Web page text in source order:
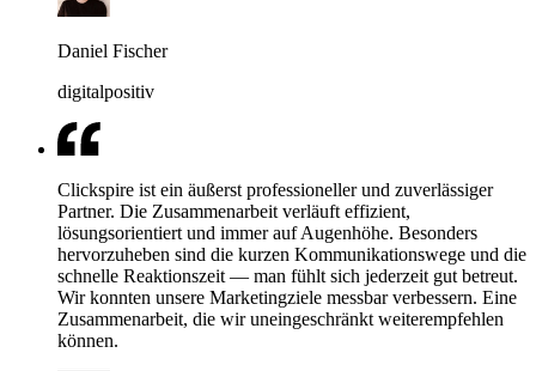
Daniel Fischer
digitalpositiv
Clickspire ist ein äußerst professioneller und zuverlässiger
Partner. Die Zusammenarbeit verläuft effizient,
lösungsorientiert und immer auf Augenhöhe. Besonders
hervorzuheben sind die kurzen Kommunikationswege und die
schnelle Reaktionszeit — man fühlt sich jederzeit gut betreut.
Wir konnten unsere Marketingziele messbar verbessern. Eine
Zusammenarbeit, die wir uneingeschränkt weiterempfehlen
können.